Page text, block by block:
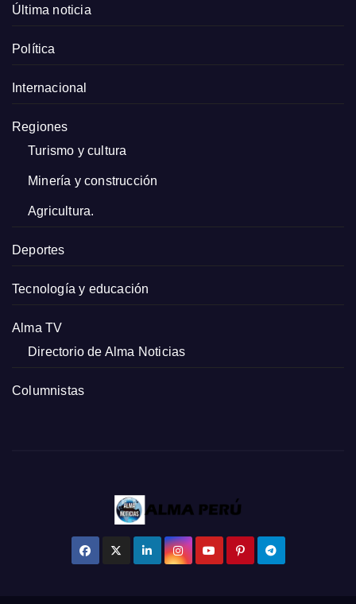
Última noticia
Política
Internacional
Regiones
Turismo y cultura
Minería y construcción
Agricultura.
Deportes
Tecnología y educación
Alma TV
Directorio de Alma Noticias
Columnistas